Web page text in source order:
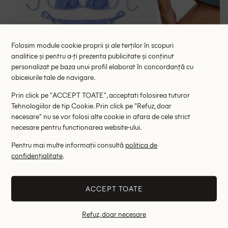
Sutien de baie Zara, albastru
45.00 lei
RRP: 89.00 lei
S
Chilot de
Folosim module cookie proprii și ale terților în scopuri
analitice și pentru a-ți prezenta publicitate și conținut
personalizat pe baza unui profil elaborat în concordanță cu
obiceiurile tale de navigare.
Prin click pe "ACCEPT TOATE", acceptati folosirea tuturor
Tehnologiilor de tip Cookie. Prin click pe "Refuz, doar
necesare" nu se vor folosi alte cookie in afara de cele strict
necesare pentru functionarea website-ului.
Pentru mai multe informații consultă politica de
confidențialitate.
ACCEPT TOATE
Refuz, doar necesare